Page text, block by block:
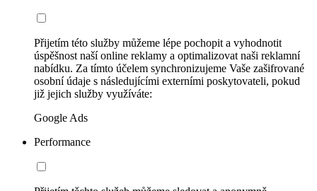
Přijetím této služby můžeme lépe pochopit a vyhodnotit
úspěšnost naší online reklamy a optimalizovat naši reklamní
nabídku. Za tímto účelem synchronizujeme Vaše zašifrované
osobní údaje s následujícími externími poskytovateli, pokud
již jejich služby využíváte:
Google Ads
Performance